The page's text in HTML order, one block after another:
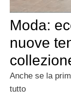
Moda:
nuove
Anche se la
tutto